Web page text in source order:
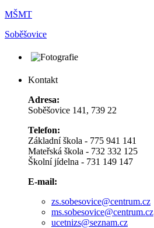
MŠMT
Soběšovice
Kontakt
Adresa:
Soběšovice 141, 739 22
Telefon:
Základní škola - 775 941 141
Mateřská škola - 732 332 125
Školní jídelna - 731 149 147
E-mail:
zs.sobesovice@centrum.cz
ms.sobesovice@centrum.cz
ucetnizs@seznam.cz